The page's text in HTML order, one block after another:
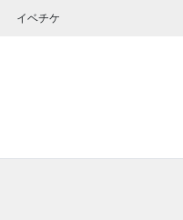
イベチケ